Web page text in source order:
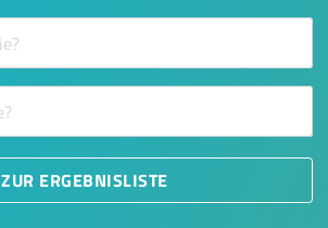
ZUR ERGEBNISLISTE